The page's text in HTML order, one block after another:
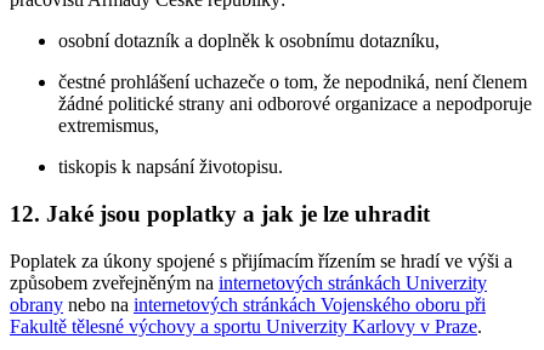
osobní dotazník a doplněk k osobnímu dotazníku,
čestné prohlášení uchazeče o tom, že nepodniká, není členem
žádné politické strany ani odborové organizace a nepodporuje
extremismus,
tiskopis k napsání životopisu.
12. Jaké jsou poplatky a jak je lze uhradit
Poplatek za úkony spojené s přijímacím řízením se hradí ve výši a
způsobem zveřejněným na internetových stránkách Univerzity
obrany nebo na internetových stránkách Vojenského oboru při
Fakultě tělesné výchovy a sportu Univerzity Karlovy v Praze.